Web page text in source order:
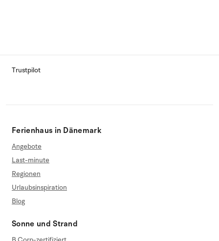
Trustpilot
Ferienhaus in Dänemark
Angebote
Last-minute
Regionen
Urlaubsinspiration
Blog
Sonne und Strand